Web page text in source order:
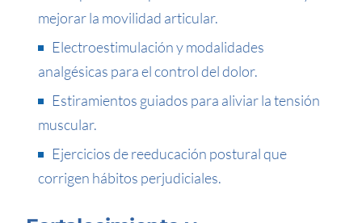
mejorar la movilidad articular.
Electroestimulación y modalidades
analgésicas para el control del dolor.
Estiramientos guiados para aliviar la tensión
muscular.
Ejercicios de reeducación postural que
corrigen hábitos perjudiciales.